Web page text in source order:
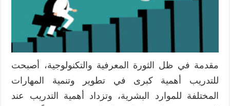
ذلك؟
مغلقة
مقدمة في ظل الثورة المعرفية والتكنولوجية، أصبحت
للتدريب أهمية كبرى في تطوير وتنمية المهارات
المختلفة للموارد البشرية، وتزداد أهمية التدريب عند